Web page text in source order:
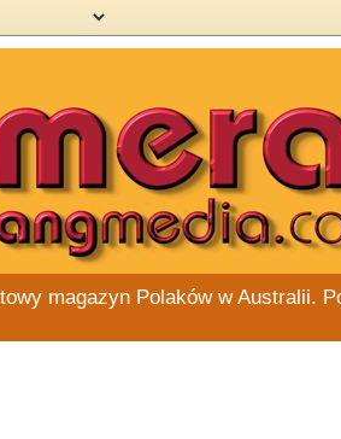
magazyn Polaków w Australii.